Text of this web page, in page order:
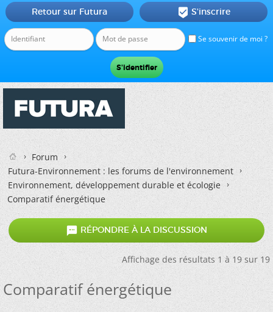
Se souvenir de moi ?
Retour sur Futura  S'inscrire
Forum
Futura-Environnement : les forums de l'environnement
Environnement, développement durable et écologie
Comparatif énergétique
 RÉPONDRE À LA DISCUSSION
Affichage des résultats 1 à 19 sur 19
Comparatif énergétique